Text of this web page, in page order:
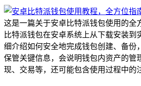
这是一篇关于安卓比特派钱包使用的全
比特派钱包在安卓系统上从下载安装到
细介绍如何安全地完成钱包创建、备份
保管关键信息，会说明钱包内资产的管
现、交易等，还可能包含使用过程中的